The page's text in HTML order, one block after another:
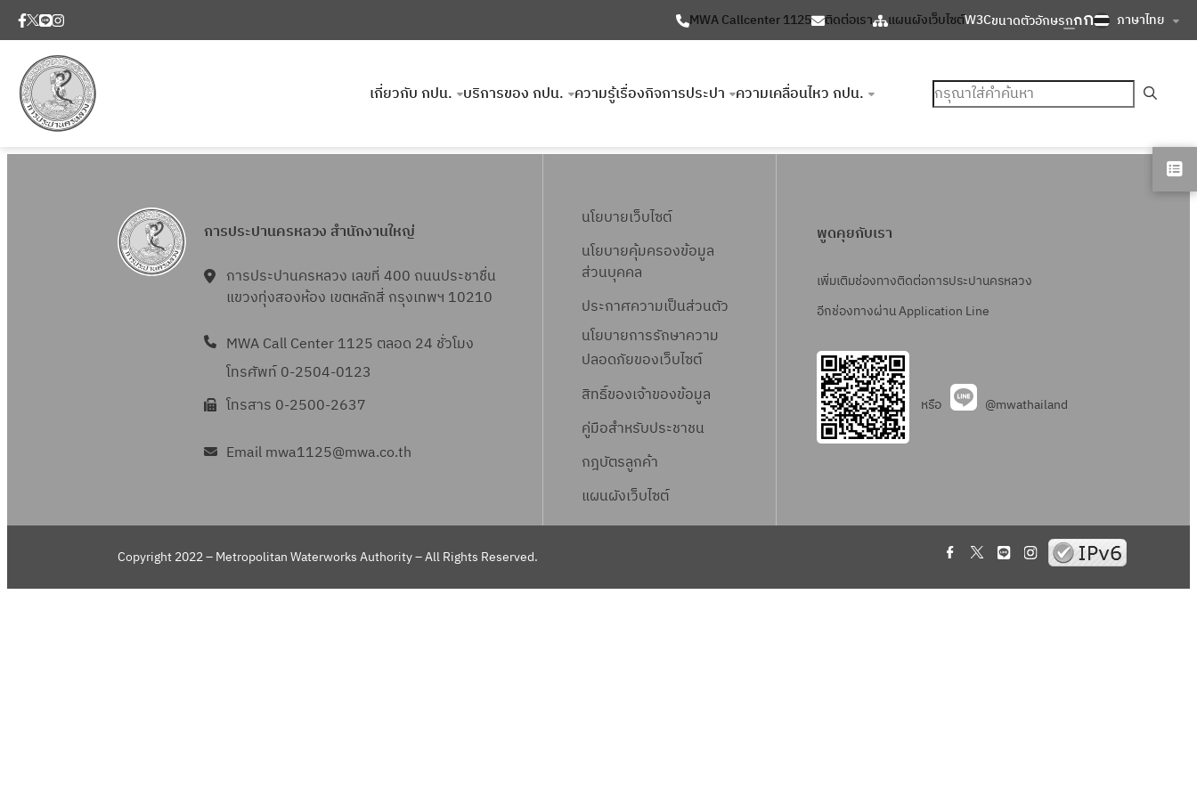
MWA Callcenter 1125 ติดต่อเรา แผนผังเว็บไซต์W3Cขนาดตัวอักษรกกก ภาษาไทย
เกี่ยวกับ กปน. บริการของ กปน. ความรู้เรื่องกิจการประปา ความเคลื่อนไหว กปน. ค้นหา
การประปานครหลวง สำนักงานใหญ่
การประปานครหลวง เลขที่ 400 ถนนประชาชื่น
แขวงทุ่งสองห้อง เขตหลักสี่ กรุงเทพฯ 10210
MWA Call Center 1125 ตลอด 24 ชั่วโมง
โทรศัพท์ 0-2504-0123
โทรสาร 0-2500-2637
Email mwa1125@mwa.co.th
นโยบายเว็บไซต์
นโยบายคุ้มครองข้อมูล
ส่วนบุคคล
ประกาศความเป็นส่วนตัว
นโยบายการรักษาความ
ปลอดภัยของเว็บไซต์
สิทธิ์ของเจ้าของข้อมูล
คู่มือสำหรับประชาชน
กฎบัตรลูกค้า
แผนผังเว็บไซต์
พูดคุยกับเรา
เพิ่มเติมช่องทางติดต่อการประปานครหลวง
อีกช่องทางผ่าน Application Line
หรือ @mwathailand
Copyright 2022 – Metropolitan Waterworks Authority – All Rights Reserved. . . . .